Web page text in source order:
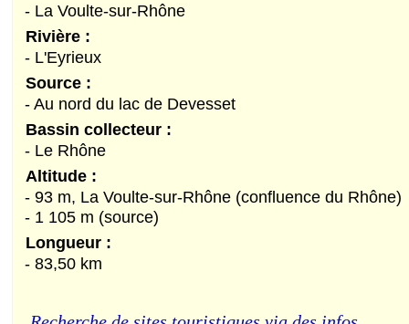
- La Voulte-sur-Rhône
Rivière :
- L'Eyrieux
Source :
- Au nord du lac de Devesset
Bassin collecteur :
- Le Rhône
Altitude :
- 93 m, La Voulte-sur-Rhône (confluence du Rhône)
- 1 105 m (source)
Longueur :
- 83,50 km